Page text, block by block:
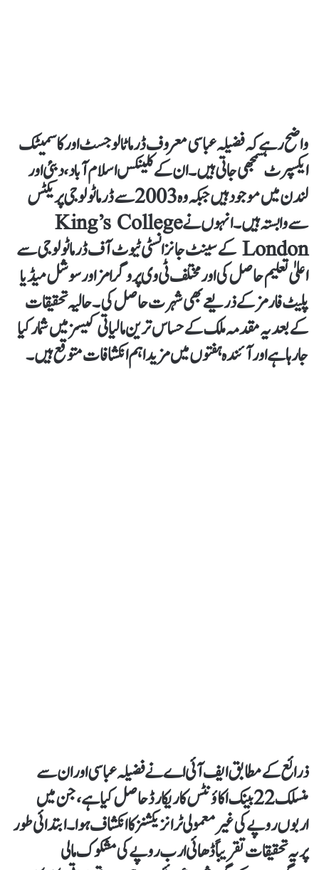
واضح رہے کہ فضیلہ عباسی معروف ڈرماٹالوجسٹ اور کاسمیٹک
ایکسپرٹ سمجھی جاتی ہیں۔ ان کے کلینکس اسلام آباد، دبئی اور
لندن میں موجود ہیں جبکہ وہ 2003 سے ڈرماٹولوجی پریکٹس
سے وابستہ ہیں۔ انہوں نے King’s College
London کے سینٹ جانز انسٹی ٹیوٹ آف ڈرماٹولوجی سے
اعلیٰ تعلیم حاصل کی اور مختلف ٹی وی پروگرامز اور سوشل میڈیا
پلیٹ فارمز کے ذریعے بھی شہرت حاصل کی۔ حالیہ تحقیقات
کے بعد یہ مقدمہ ملک کے حساس ترین مالیاتی کیسز میں شمار کیا
جا رہا ہے اور آئندہ ہفتوں میں مزید اہم انکشافات متوقع ہیں۔
ذرائع کے مطابق ایف آئی اے نے فضیلہ عباسی اور ان سے
منسلک 22 بینک اکاؤنٹس کا ریکارڈ حاصل کیا ہے، جن میں
اربوں روپے کی غیر معمولی ٹرانزیکشنز کا انکشاف ہوا۔ ابتدائی طور
پر یہ تحقیقات تقریباً ڈھائی ارب روپے کی مشکوک مالی